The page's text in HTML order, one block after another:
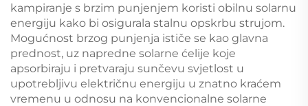
kampiranje s brzim punjenjem koristi obilnu solarnu
energiju kako bi osigurala stalnu opskrbu strujom.
Mogućnost brzog punjenja ističe se kao glavna
prednost, uz napredne solarne ćelije koje
apsorbiraju i pretvaraju sunčevu svjetlost u
upotrebljivu električnu energiju u znatno kraćem
vremenu u odnosu na konvencionalne solarne